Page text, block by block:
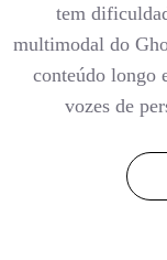
tem
multimodal do
conteúdo longo
vozes de